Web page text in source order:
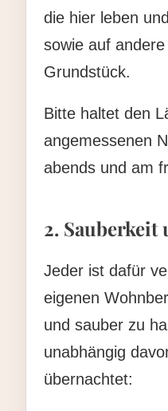
die hier leben
sowie auf
Grundstück.
Bitte haltet den
angemessenen
abends und am
2.
Jeder ist dafür
eigenen
und sauber zu
unabhängig
übernachtet: